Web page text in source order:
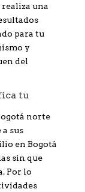
realiza una
para tu
y
del
tu
norte
sus
en Bogotá
sin que
Por lo